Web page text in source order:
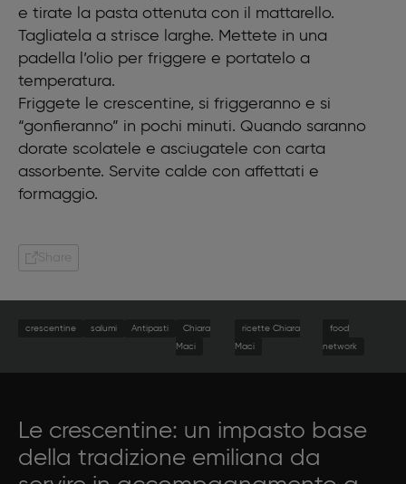
e tirate la pasta ottenuta con il mattarello.
Tagliatela a strisce larghe. Mettete in una
padella l’olio per friggere e portatelo a
temperatura.
Friggete le crescentine, si friggeranno e si
“gonfieranno” in pochi minuti. Quando saranno
dorate scolatele e asciugatele con carta
assorbente. Servite calde con affettati e
formaggio.
Share
crescentine salumi Antipasti
Chiara
Maci
ricette Chiara
Maci
food
network
Le crescentine: un impasto base
della tradizione emiliana da